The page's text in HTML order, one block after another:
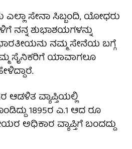
ಎಲ್ಲಾ ಸೇನಾ ಸಿಬ್ಬಂದಿ, ಯೋಧರು
ನನ್ನ ಶುಭಾಶಯಗಳನ್ನು
ಭಾರತೀಯನು ನಮ್ಮ ಸೇನೆಯ ಬಗ್ಗೆ
ಸೈನಿಕರಿಗೆ ಯಾವಾಗಲೂ
ಆಡಳಿತ ವ್ಯಾಪ್ತಿಯಲ್ಲಿ
1895ರ ಎ.1 ಆದ ರೂ
ಅಧಿಕಾರ ವ್ಯಾಪ್ತಿಗೆ ಬಂದದ್ದು